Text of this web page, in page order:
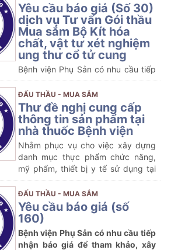
Yêu cầu báo giá (Số 30)
dịch vụ Tư vấn Gói thầu
Mua sắm Bộ Kít hóa
chất, vật tư xét nghiệm
ung thư cổ tử cung
Bệnh viện Phụ Sản có nhu cầu tiếp
nhận báo giá để tham khảo, xây
dựng giá dịch vụ: Tư vấn lập Hồ sơ
yêu cầu; Đánh giá Hồ sơ đề xuất và
tư vấn thẩm định hồ sơ yêu cầu;
thẩm định kết quả lựa chọn nhà
thầu tham dự Gói thầu Mua sắm Bộ
Kít hóa chất, vật tư xét nghiệm ung
thư cổ tử cung tương thích với máy
ThinPrep 2000 Processor của Bệnh
ĐẤU THẦU - MUA SẮM
Thư đề nghị cung cấp
thông tin sản phẩm tại
nhà thuốc Bệnh viện
Nhằm phục vụ cho việc xây dựng
danh mục thực phẩm chức năng,
mỹ phẩm, thiết bị y tế sử dụng tại
nhà thuốc Bệnh viện Phụ sản Hải
Phòng, khoa Dược đề nghị các
công ty cung cấp thông tin sản
phẩm theo mẫu sau:
ĐẤU THẦU - MUA SẮM
Yêu cầu báo giá (số
160)
Bệnh viện Phụ Sản có nhu cầu tiếp
nhận báo giá để tham khảo, xây